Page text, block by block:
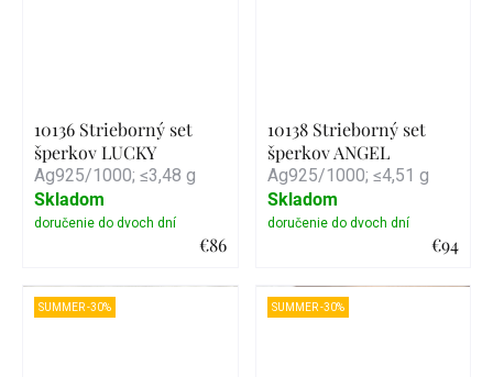
10136 Strieborný set
šperkov LUCKY
Ag925/1000; ≤3,48 g
€86
Detail
Skladom
10138 Strieborný set
šperkov ANGEL
Ag925/1000; ≤4,51 g
€94
Detail
Skladom
SUMMER -30% SUMMER -30%